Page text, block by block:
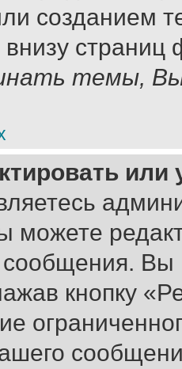
созданием
темы,
можете
Вы
кнопку